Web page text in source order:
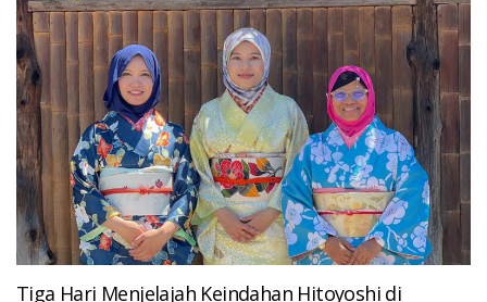
Tiga Hari Menjelajah Keindahan Hitoyoshi di